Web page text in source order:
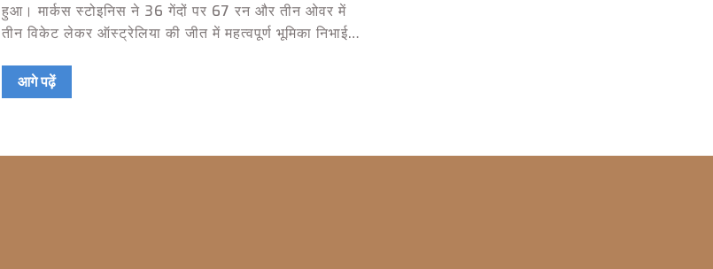
हुआ। मार्कस स्टोइनिस ने 36 गेंदों पर 67 रन और तीन ओवर में
तीन विकेट लेकर ऑस्ट्रेलिया की जीत में महत्वपूर्ण भूमिका निभाई।
आगे पढ़ें